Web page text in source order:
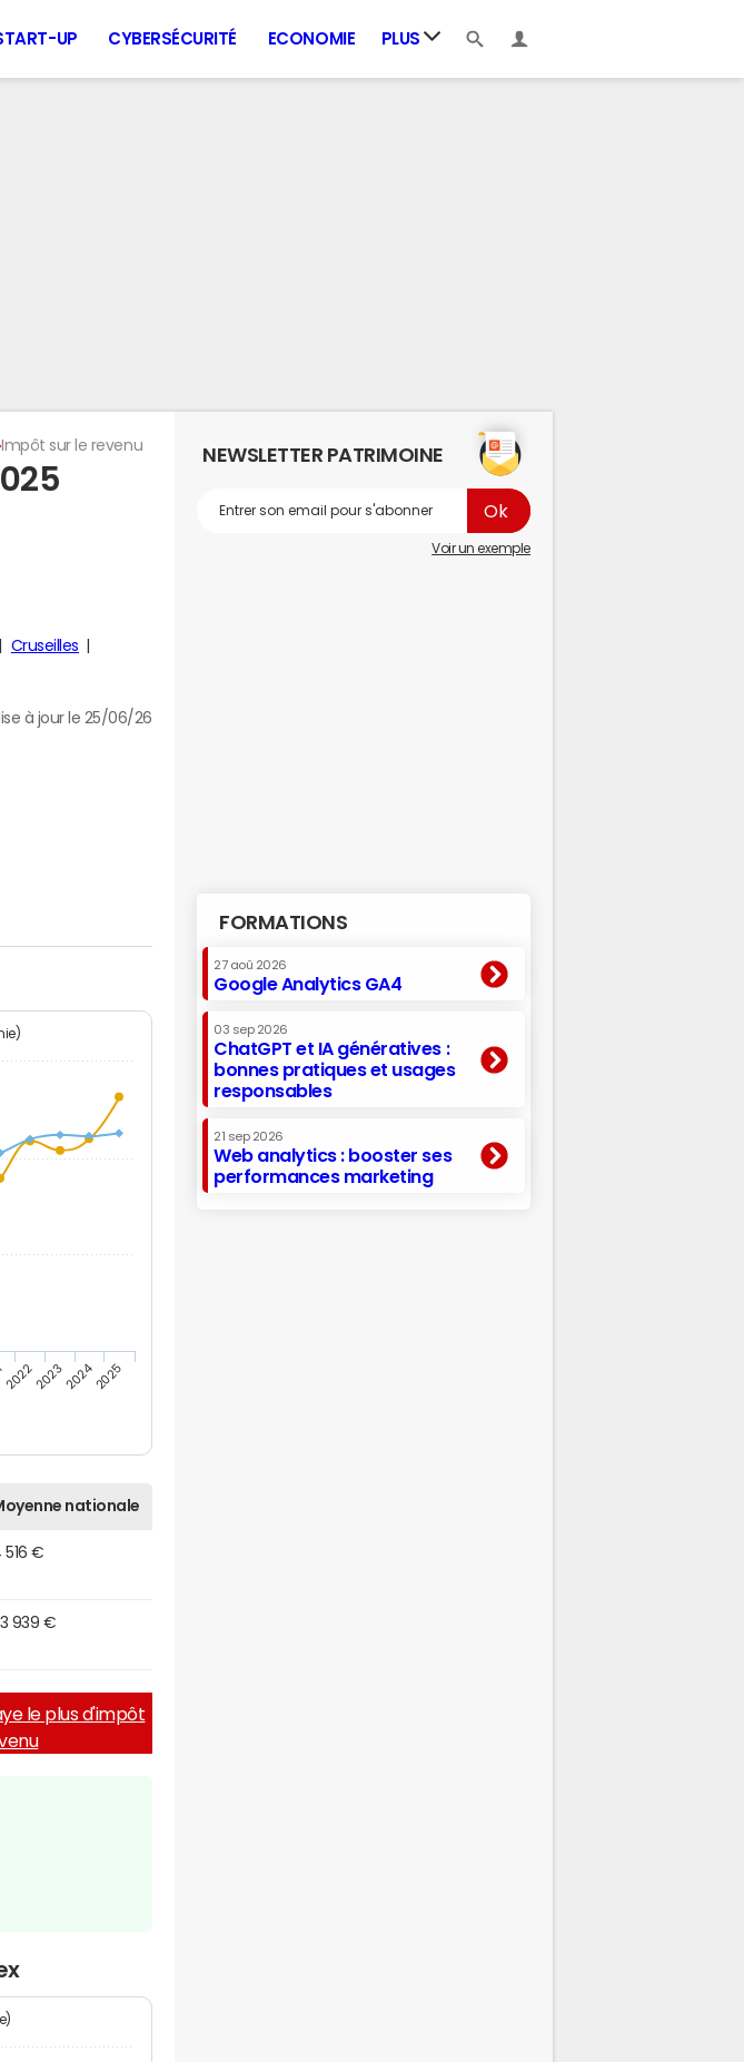
UP CYBERSÉCURITÉ ECONOMIE PLUS
Impôt sur le revenu
Cruseilles
à jour le 25/06/26
2022202320242025
nationale
516 €
939 €
le plus d'impôt
NEWSLETTER PATRIMOINE
Voir un exemple
FORMATIONS
27 aoû 2026
Google Analytics GA4
03 sep 2026
ChatGPT et IA génératives :
bonnes pratiques et usages
responsables
21 sep 2026
Web analytics : booster ses
performances marketing